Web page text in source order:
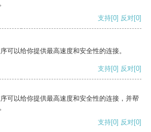
支持[0] 反对[0]
可以给你提供最高速度和安全性的连接。
支持[0] 反对[0]
可以给你提供最高速度和安全性的连接，并帮
支持[0] 反对[0]